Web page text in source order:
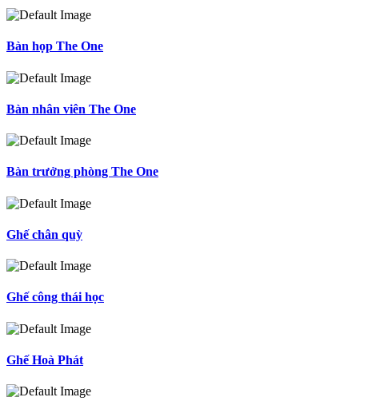
Bàn họp The One
Bàn nhân viên The One
Bàn trưởng phòng The One
Ghế chân quỳ
Ghế công thái học
Ghế Hoà Phát